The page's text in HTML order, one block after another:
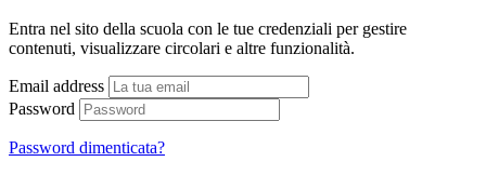
Entra nel sito della scuola con le tue credenziali per gestire
contenuti, visualizzare circolari e altre funzionalità.
Email address
Password
Password dimenticata?